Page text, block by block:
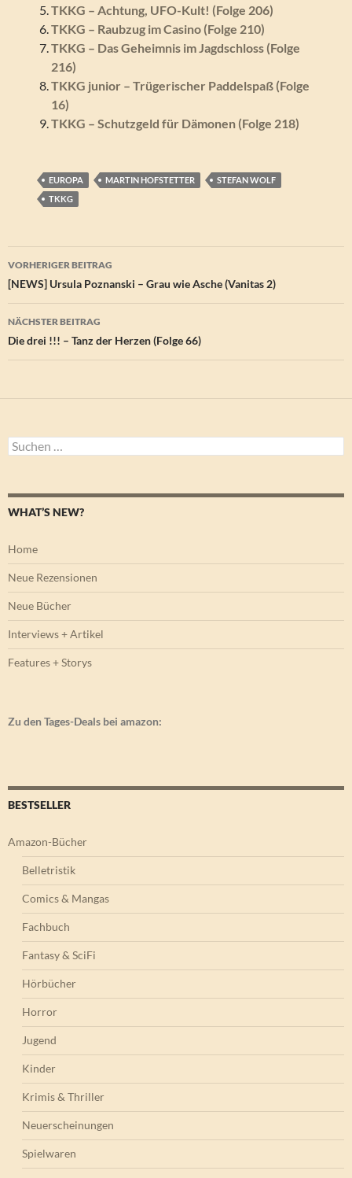
TKKG – Achtung, UFO-Kult! (Folge 206)
TKKG – Raubzug im Casino (Folge 210)
TKKG – Das Geheimnis im Jagdschloss (Folge
216)
TKKG junior – Trügerischer Paddelspaß (Folge
16)
TKKG – Schutzgeld für Dämonen (Folge 218)
EUROPA MARTIN HOFSTETTER
STEFAN WOLF
TKKG
Beitragsnavigation
VORHERIGER BEITRAG
[NEWS] Ursula Poznanski – Grau wie Asche (Vanitas 2)
NÄCHSTER BEITRAG
Die drei !!! – Tanz der Herzen (Folge 66)
Suchen
nach:
WHAT’S NEW?
Home
Neue Rezensionen
Neue Bücher
Interviews + Artikel
Features + Storys
Zu den Tages-Deals bei amazon:
BESTSELLER
Amazon-Bücher
Belletristik
Comics & Mangas
Fachbuch
Fantasy & SciFi
Hörbücher
Horror
Jugend
Kinder
Krimis & Thriller
Neuerscheinungen
Spielwaren